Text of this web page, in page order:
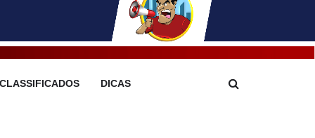
CLASSIFICADOS DICAS